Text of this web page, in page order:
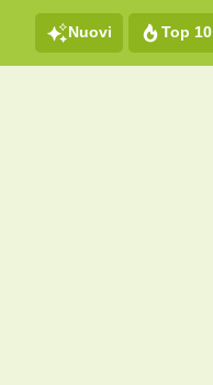
Nuovi Top 10